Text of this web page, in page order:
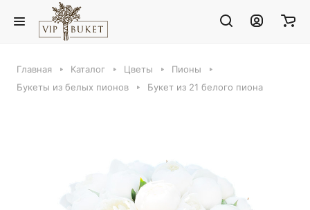
Главная Каталог Цветы
Пионы
Букеты из белых пионов
Букет из 21 белого пиона